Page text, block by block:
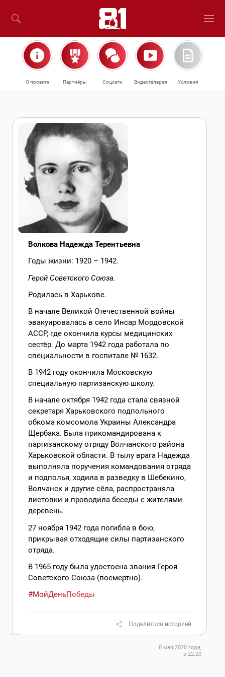
О проекте Партнёры Соцсети Видеогалерея Условия
Волкова Надежда Терентьевна
Годы жизни: 1920 – 1942.
Герой Советского Союза.
Родилась в Харькове.
В начале Великой Отечественной войны
эвакуировалась в село Инсар Мордовской
АССР, где окончила курсы медицинских
сестёр. До марта 1942 года работала по
специальности в госпитале № 1632.
В 1942 году окончила Московскую
специальную партизанскую школу.
В начале октября 1942 года стала связной
секретаря Харьковского подпольного
обкома комсомола Украины Александра
Щербака. Была прикомандирована к
партизанскому отряду Волчанского района
Харьковской области. В тылу врага Надежда
выполняла поручения командования отряда
и подполья, ходила в разведку в Шебекино,
Волчанск и другие сёла, распространяла
листовки и проводила беседы с жителями
деревень.
27 ноября 1942 года погибла в бою,
прикрывая отходящие силы партизанского
отряда.
В 1965 году была удостоена звания Героя
Советского Союза (посмертно).
#МойДеньПобеды
Поделиться историей
8 мая 2020 года,
в 22:20